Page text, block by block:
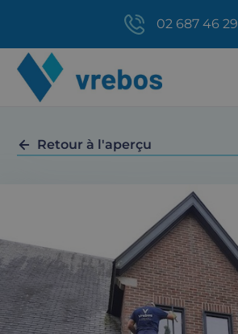
02 687 46 29
Retour à l'aperçu